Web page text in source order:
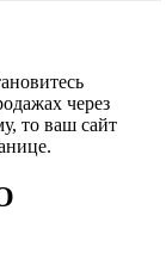
через
то ваш сайт